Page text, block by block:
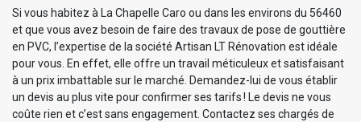
Si vous habitez à La Chapelle Caro ou dans les environs du 56460
et que vous avez besoin de faire des travaux de pose de gouttière
en PVC, l’expertise de la société Artisan LT Rénovation est idéale
pour vous. En effet, elle offre un travail méticuleux et satisfaisant
à un prix imbattable sur le marché. Demandez-lui de vous établir
un devis au plus vite pour confirmer ses tarifs ! Le devis ne vous
coûte rien et c’est sans engagement. Contactez ses chargés de